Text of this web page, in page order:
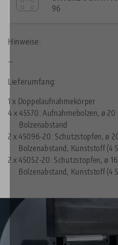
96
Hinweise:
—
Lieferumfang:
1 x Doppelaufnahmekörper
4 x 45570: Aufnahmebolzen, ø
Bolzenabstand
2 x 45096-20: Schutzstopfen, ø
Bolzenabstand, Kunststoff (4
2 x 45052-20: Schutzstopfen, ø
Bolzenabstand, Kunststoff (4